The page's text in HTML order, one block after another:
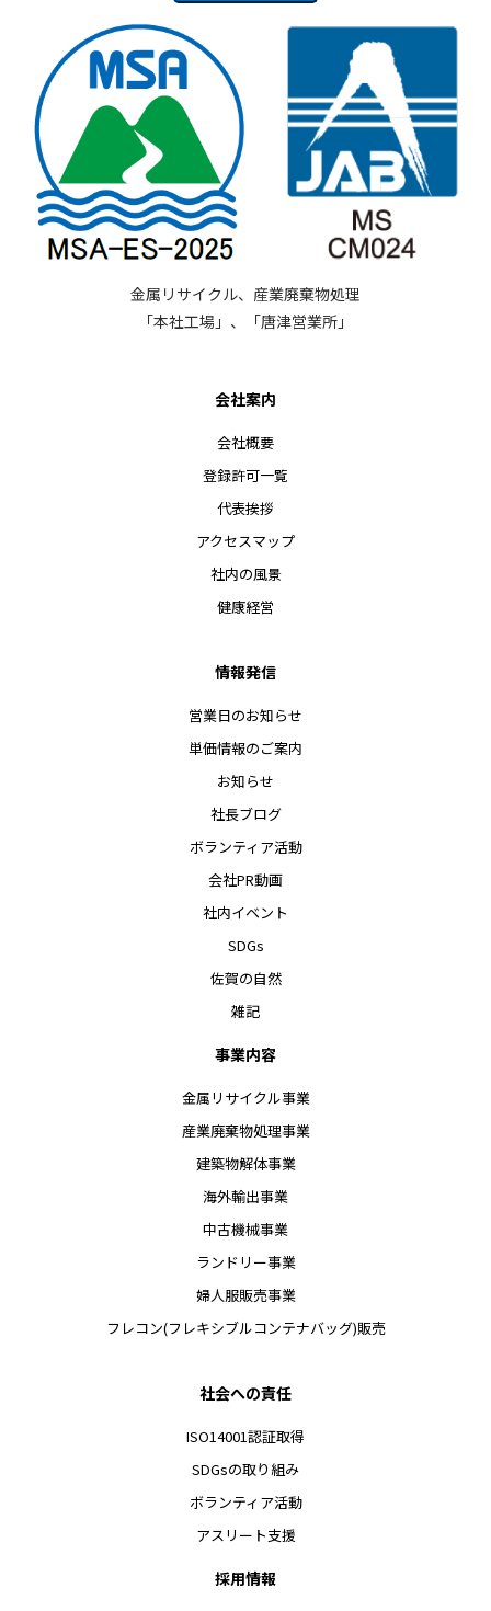
金属リサイクル、産業廃棄物処理
「本社工場」、「唐津営業所」
会社案内
会社概要
登録許可一覧
代表挨拶
アクセスマップ
社内の風景
健康経営
情報発信
営業日のお知らせ
単価情報のご案内
お知らせ
社長ブログ
ボランティア活動
会社PR動画
社内イベント
SDGs
佐賀の自然
雑記
事業内容
金属リサイクル事業
産業廃棄物処理事業
建築物解体事業
海外輸出事業
中古機械事業
ランドリー事業
婦人服販売事業
フレコン(フレキシブルコンテナバッグ)販売
社会への責任
ISO14001認証取得
SDGsの取り組み
ボランティア活動
アスリート支援
採用情報